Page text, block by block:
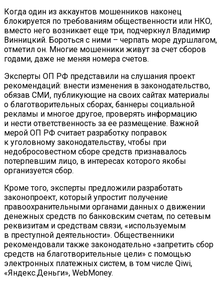
Когда один из аккаунтов мошенников наконец
блокируется по требованиям общественности или НКО,
вместо него возникает еще три, подчеркнул Владимир
Винницкий. Бороться с ними – черпать море дуршлагом,
отметил он. Многие мошенники живут за счет сборов
годами, даже не меняя номера счетов.
Эксперты ОП РФ представили на слушания проект
рекомендаций: внести изменения в законодательство,
обязав СМИ, публикующие на своих сайтах материалы
о благотворительных сборах, баннеры социальной
рекламы и многое другое, проверять информацию
и нести ответственность за ее размещение. Важной
мерой ОП РФ считает разработку поправок
к уголовному законодательству, чтобы при
недобросовестном сборе средств признавалось
потерпевшим лицо, в интересах которого якобы
организуется сбор.
Кроме того, эксперты предложили разработать
законопроект, который упростит получение
правоохранительными органами данных о движении
денежных средств по банковским счетам, по сетевым
реквизитам и средствам связи, «используемым
в преступной деятельности». Общественники
рекомендовали также законодательно «запретить сбор
средств на благотворительные цели» с помощью
электронных платежных систем, в том числе Qiwi,
«Яндекс.Деньги», WebMoney.